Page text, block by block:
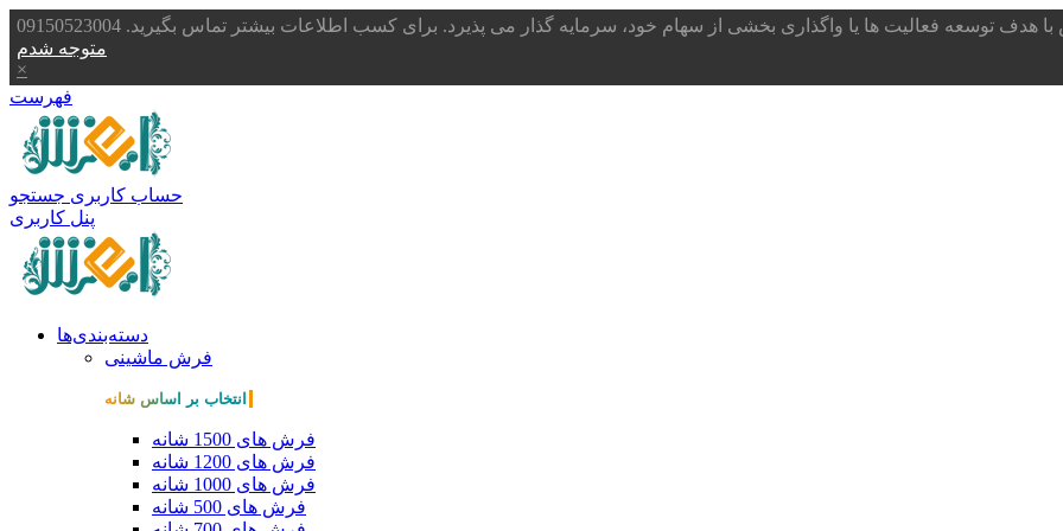
با هدف توسعه فعالیت ها یا واگذاری بخشی از سهام خود، سرمایه گذار می پذیرد. برای کسب اطلاعات بیشتر تماس بگیرید. 09150523004
متوجه شدم
×
فهرست
حساب کاربری جستجو
پنل کاربری
دسته‌بندی‌ها
فرش ماشینی
انتخاب بر اساس شانه
فرش های 1500 شانه
فرش های 1200 شانه
فرش های 1000 شانه
فرش های 500 شانه